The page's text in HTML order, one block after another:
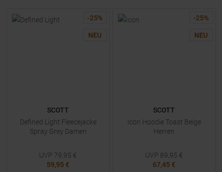
-25%
NEU
SCOTT
Defined Light Fleecejacke
Spray Grey Damen
UVP 79,95 €
59,95 €
-25%
NEU
SCOTT
Icon Hoodie Toast Beige
Herren
UVP 89,95 €
67,45 €